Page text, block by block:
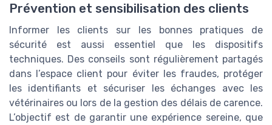
Prévention et sensibilisation des clients
Informer les clients sur les bonnes pratiques de
sécurité est aussi essentiel que les dispositifs
techniques. Des conseils sont régulièrement partagés
dans l’espace client pour éviter les fraudes, protéger
les identifiants et sécuriser les échanges avec les
vétérinaires ou lors de la gestion des délais de carence.
L’objectif est de garantir une expérience sereine, que